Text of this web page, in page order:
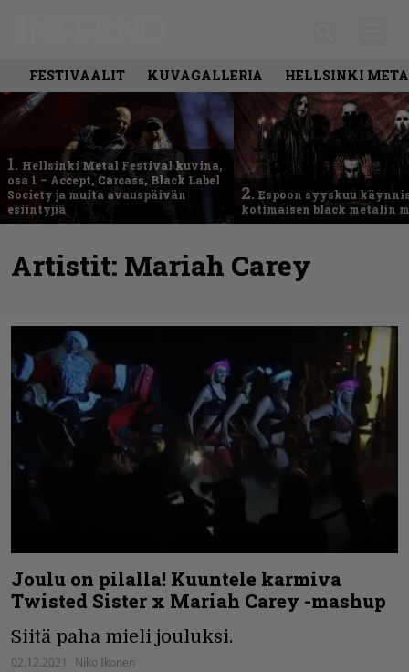
FESTIVAALIT KUVAGALLERIA HELLSINKI
1. Hellsinki Metal Festival kuvina,
osa 1 – Accept, Carcass, Black Label
Society ja muita avauspäivän
esiintyjiä
2. Espoon syyskuu
kotimaisen black metalin
Artistit: Mariah Carey
Joulu on pilalla! Kuuntele karmiva
Twisted Sister x Mariah Carey -mashup
Siitä paha mieli jouluksi.
02.12.2021 Niko Ikonen